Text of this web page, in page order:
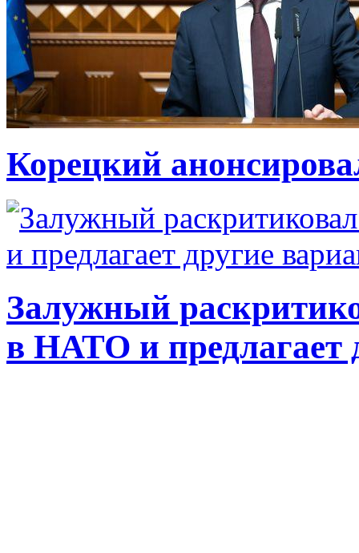
Корецкий
Залужный
в НАТО и предлагает